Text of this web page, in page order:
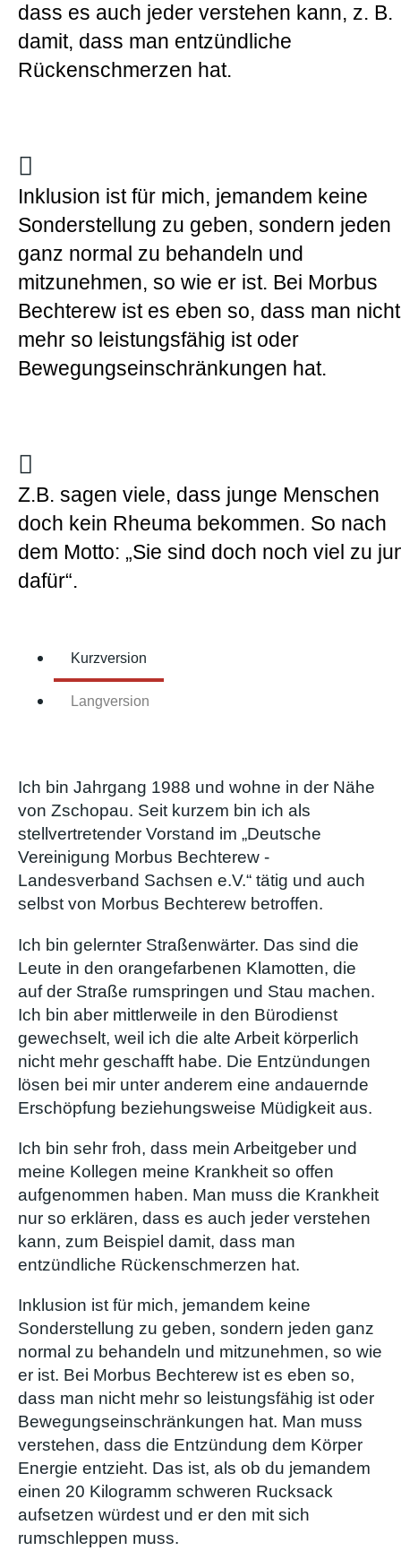
dass es auch jeder verstehen kann, z. B.
damit, dass man entzündliche
Rückenschmerzen hat.
Inklusion ist für mich, jemandem keine
Sonderstellung zu geben, sondern jeden
ganz normal zu behandeln und
mitzunehmen, so wie er ist. Bei Morbus
Bechterew ist es eben so, dass man nicht
mehr so leistungsfähig ist oder
Bewegungseinschränkungen hat.
Z.B. sagen viele, dass junge Menschen
doch kein Rheuma bekommen. So nach
dem Motto: „Sie sind doch noch viel zu
dafür“.
Kurzversion
Langversion
Ich bin Jahrgang 1988 und wohne in der Nähe
von Zschopau. Seit kurzem bin ich als
stellvertretender Vorstand im „Deutsche
Vereinigung Morbus Bechterew -
Landesverband Sachsen e.V.“ tätig und auch
selbst von Morbus Bechterew betroffen.
Ich bin gelernter Straßenwärter. Das sind die
Leute in den orangefarbenen Klamotten, die
auf der Straße rumspringen und Stau machen.
Ich bin aber mittlerweile in den Bürodienst
gewechselt, weil ich die alte Arbeit körperlich
nicht mehr geschafft habe. Die Entzündungen
lösen bei mir unter anderem eine andauernde
Erschöpfung beziehungsweise Müdigkeit aus.
Ich bin sehr froh, dass mein Arbeitgeber und
meine Kollegen meine Krankheit so offen
aufgenommen haben. Man muss die Krankheit
nur so erklären, dass es auch jeder verstehen
kann, zum Beispiel damit, dass man
entzündliche Rückenschmerzen hat.
Inklusion ist für mich, jemandem keine
Sonderstellung zu geben, sondern jeden ganz
normal zu behandeln und mitzunehmen, so wie
er ist. Bei Morbus Bechterew ist es eben so,
dass man nicht mehr so leistungsfähig ist oder
Bewegungseinschränkungen hat. Man muss
verstehen, dass die Entzündung dem Körper
Energie entzieht. Das ist, als ob du jemandem
einen 20 Kilogramm schweren Rucksack
aufsetzen würdest und er den mit sich
rumschleppen muss.